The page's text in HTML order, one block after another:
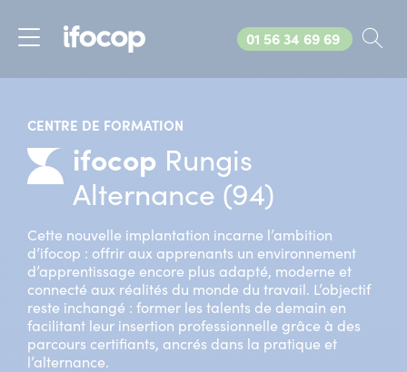
Menu
Appelez-nous au
01 56 34 69 69
CENTRE DE FORMATION
ifocop Rungis
Alternance (94)
Cette nouvelle implantation incarne l’ambition
d’ifocop : offrir aux apprenants un environnement
d’apprentissage encore plus adapté, moderne et
connecté aux réalités du monde du travail. L’objectif
reste inchangé : former les talents de demain en
facilitant leur insertion professionnelle grâce à des
parcours certifiants, ancrés dans la pratique et
l’alternance.